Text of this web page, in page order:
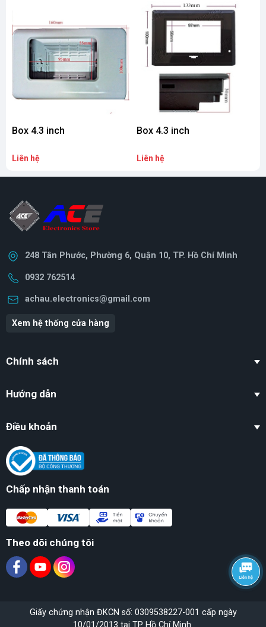
Box 4.3 inch
Liên hệ
Box 4.3 inch
Liên hệ
248 Tân Phước, Phường 6, Quận 10, TP. Hồ Chí Minh
0932 762514
achau.electronics@gmail.com
Xem hệ thống cửa hàng
Chính sách
Hướng dẫn
Điều khoản
Chấp nhận thanh toán
Theo dõi chúng tôi
Giấy chứng nhận ĐKCN số: 0309538227-001 cấp ngày
10/01/2013 tại TP Hồ Chí Minh.